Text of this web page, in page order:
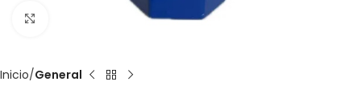
Inicio General